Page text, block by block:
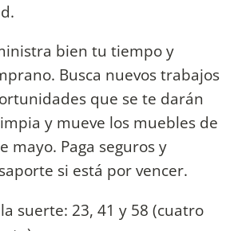
bien tu tiempo y
Busca nuevos trabajos
que se te darán
y mueve los muebles de
mayo. Paga seguros y
si está por vencer.
suerte: 23, 41 y 58 (cuatro